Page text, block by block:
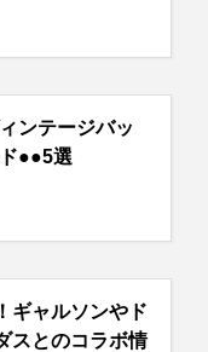
ンテージバッ
●●5選
ギャルソンやド
スとのコラボ情